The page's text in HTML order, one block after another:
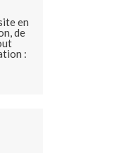
en
de
: